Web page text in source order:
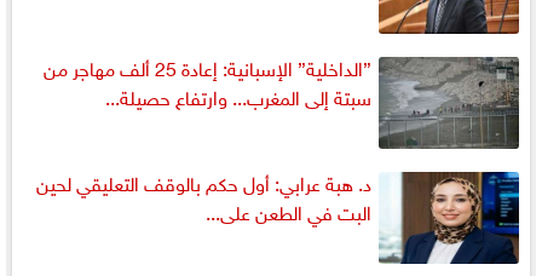
”الداخلية” الإسبانية: إعادة 25 ألف مهاجر من
سبتة إلى المغرب... وارتفاع حصيلة...
د. هبة عرابي: أول حكم بالوقف التعليقي لحين
البت في الطعن على...